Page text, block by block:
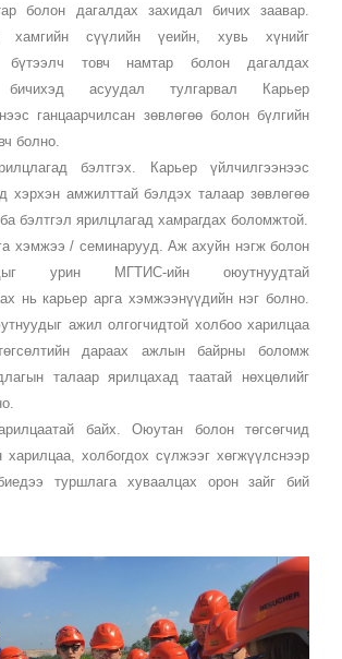
болон дагалдах захидал бичих заавар.
хамгийн сүүлийн үеийн, хувь хүнийг
бүтээлч товч намтар болон дагалдах
бичихэд асуудал тулгарвал Карьер
ганцаарчилсан зөвлөгөө болон бүлгийн
болно.
бэлтгэх. Карьер үйлчилгээнээс
хэрхэн амжилттай бэлдэх талаар зөвлөгөө
бэлтгэл ярилцлагад хамрагдах боломжтой.
хэмжээ / семинарууд. Аж ахуйн нэгж болон
урин МГТИС-ийн оюутнуудтай
нь карьер арга хэмжээнүүдийн нэг болно.
ажил олгогчидтой холбоо харилцаа
дараах ажлын байрны боломж
талаар ярилцахад таатай нөхцөлийг
байх. Оюутан болон төгсөгчид
харилцаа, холбогдох сүлжээг хөгжүүлснээр
туршлага хуваалцах орон зайг бий